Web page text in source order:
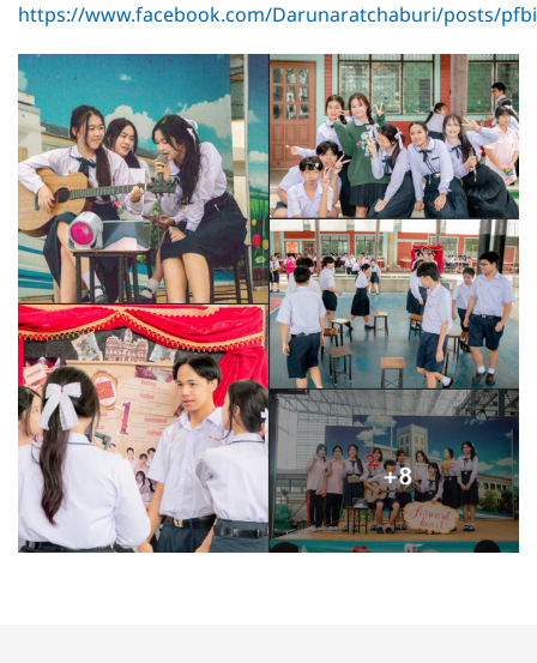
https://www.facebook.com/Darunaratchaburi/posts/